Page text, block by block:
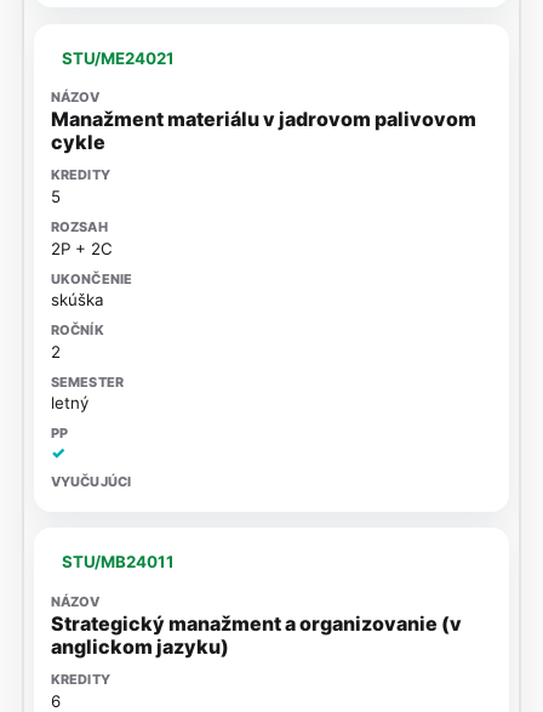
STU/ME24021
Manažment materiálu v jadrovom palivovom
cykle
5
2P + 2C
skúška
2
letný
✓
STU/MB24011
Strategický manažment a organizovanie (v
anglickom jazyku)
6